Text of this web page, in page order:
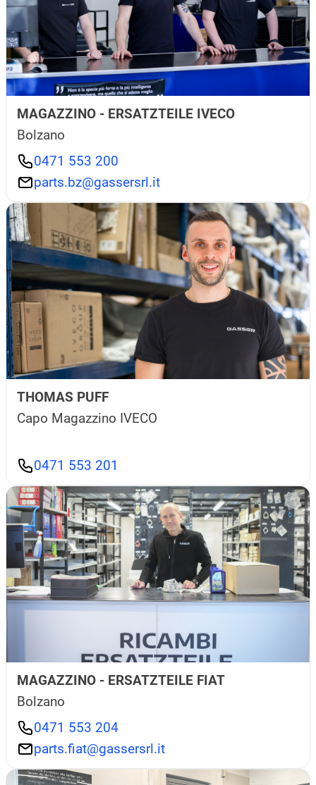
MAGAZZINO - ERSATZTEILE IVECO
Bolzano
0471 553 200
parts.bz@gassersrl.it
THOMAS PUFF
Capo Magazzino IVECO
0471 553 201
MAGAZZINO - ERSATZTEILE FIAT
Bolzano
0471 553 204
parts.fiat@gassersrl.it